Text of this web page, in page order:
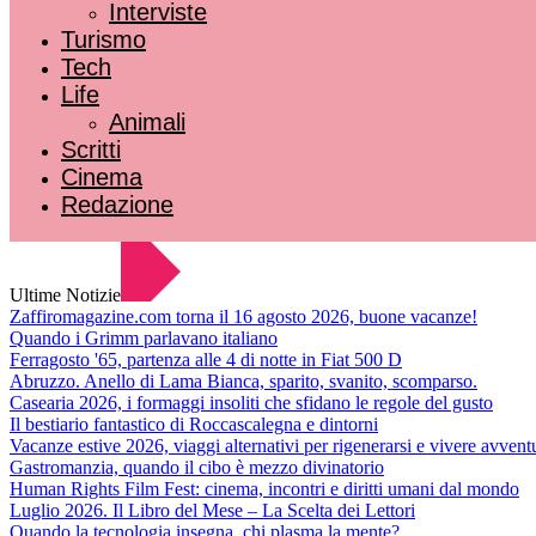
Interviste
Turismo
Tech
Life
Animali
Scritti
Cinema
Redazione
Ultime Notizie
Zaffiromagazine.com torna il 16 agosto 2026, buone vacanze!
Quando i Grimm parlavano italiano
Ferragosto '65, partenza alle 4 di notte in Fiat 500 D
Abruzzo. Anello di Lama Bianca, sparito, svanito, scomparso.
Casearia 2026, i formaggi insoliti che sfidano le regole del gusto
Il bestiario fantastico di Roccascalegna e dintorni
Vacanze estive 2026, viaggi alternativi per rigenerarsi e vivere
Gastromanzia, quando il cibo è mezzo divinatorio
Human Rights Film Fest: cinema, incontri e diritti umani dal mondo
Luglio 2026. Il Libro del Mese – La Scelta dei Lettori
Quando la tecnologia insegna, chi plasma la mente?